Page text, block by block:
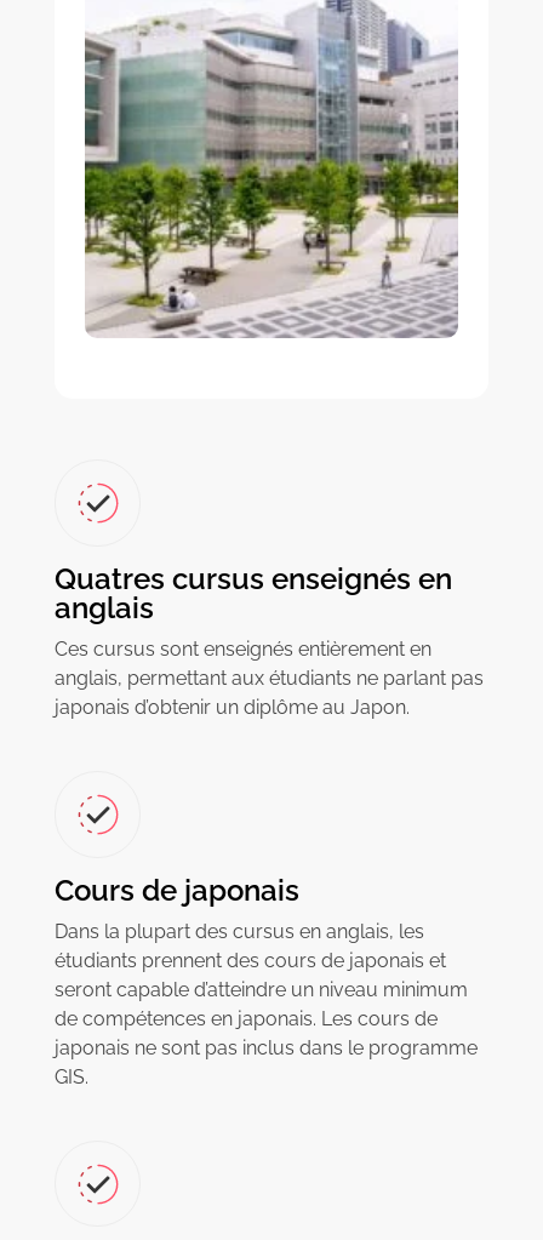
Quatres cursus enseignés en
anglais
Ces cursus sont enseignés entièrement en
anglais, permettant aux étudiants ne parlant pas
japonais d’obtenir un diplôme au Japon.
Cours de japonais
Dans la plupart des cursus en anglais, les
étudiants prennent des cours de japonais et
seront capable d’atteindre un niveau minimum
de compétences en japonais. Les cours de
japonais ne sont pas inclus dans le programme
GIS.